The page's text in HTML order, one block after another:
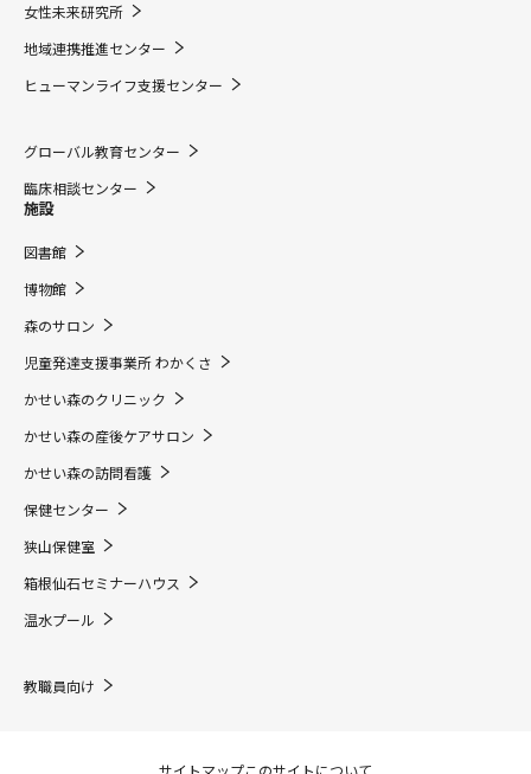
女性未来研究所
地域連携推進センター
ヒューマンライフ支援センター
グローバル教育センター
臨床相談センター
施設
図書館
博物館
森のサロン
児童発達支援事業所 わかくさ
かせい森のクリニック
かせい森の産後ケアサロン
かせい森の訪問看護
保健センター
狭山保健室
箱根仙石セミナーハウス
温水プール
教職員向け
サイトマップこのサイトについて